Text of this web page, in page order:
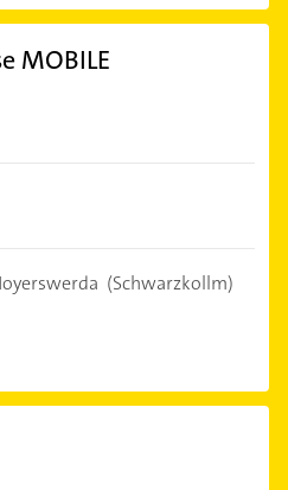
MOBILE
(Schwarzkollm)